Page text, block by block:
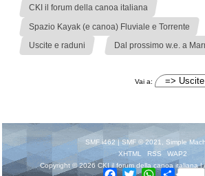
CKI il forum della canoa italiana
Spazio Kayak (e canoa) Fluviale e Torrente
Uscite e raduni Dal prossimo w.e. a
Vai a:
SMF i462 |SMF © 2021
Simple
XHTML
RSS
WAP2
Copyright © 2026 CKI il forum della canoa italiana |
Facebook
TwitterWhatsApp
Share